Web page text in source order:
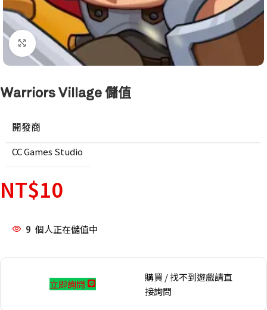
點擊放大
Warriors Village 儲值
開發商
CC Games Studio
NT$10
9 個人正在儲值中
立即詢問
購買 / 找不到遊戲請直
接詢問